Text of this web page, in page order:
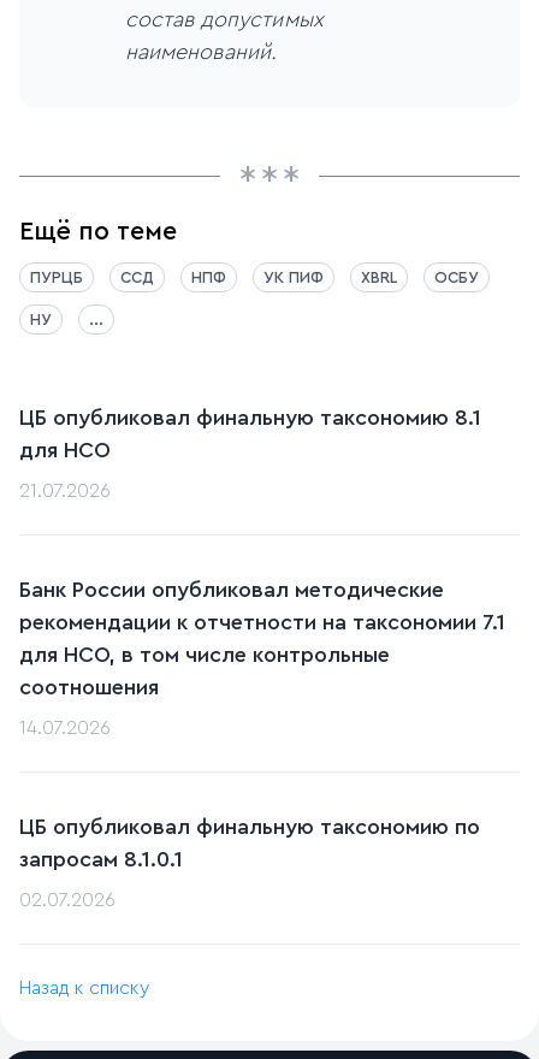
состав допустимых
наименований.
Ещё по теме
ПУРЦБ ССД НПФ УК ПИФ XBRL ОСБУ
НУ ...
ЦБ опубликовал финальную таксономию 8.1
для НСО
21.07.2026
Банк России опубликовал методические
рекомендации к отчетности на таксономии 7.1
для НСО, в том числе контрольные
соотношения
14.07.2026
ЦБ опубликовал финальную таксономию по
запросам 8.1.0.1
02.07.2026
Назад к списку